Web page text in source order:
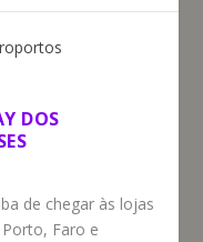
DOS
de chegar às lojas
Faro e